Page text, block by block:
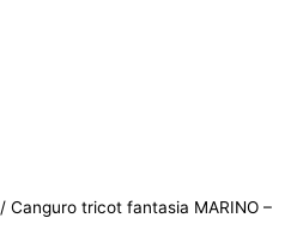
/ Canguro tricot fantasia MARINO –